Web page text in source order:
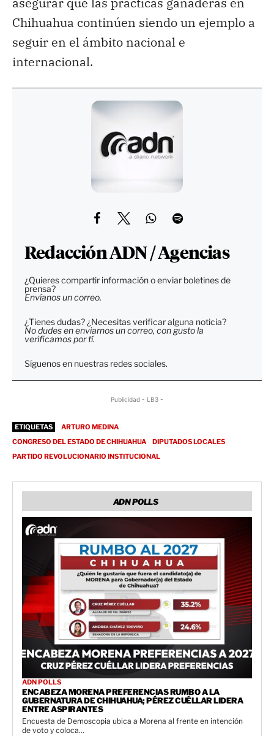
Chihuahua continúen siendo un ejemplo a
seguir en el ámbito nacional e
internacional.
Redacción ADN / Agencias
¿Quieres compartir información o enviar boletines de
prensa?
Envíanos un correo.
¿Tienes dudas? ¿Necesitas verificar alguna noticia?
No dudes en enviarnos un correo, con gusto la
verificamos por tí.
Síguenos en nuestras redes sociales.
Publicidad - LB3 -
ETIQUETAS
ARTURO MEDINA
CONGRESO DEL ESTADO DE CHIHUAHUA
DIPUTADOS LOCALES
PARTIDO REVOLUCIONARIO INSTITUCIONAL
ADN POLLS
ADN POLLS
ENCABEZA MORENA PREFERENCIAS RUMBO A LA
GUBERNATURA DE CHIHUAHUA; PÉREZ CUÉLLAR LIDERA
ENTRE ASPIRANTES
Encuesta de Demoscopia ubica a Morena al frente en intención
de voto y coloca...